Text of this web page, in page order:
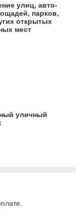
улиц, авто-
парков,
открытых
мест
уличный